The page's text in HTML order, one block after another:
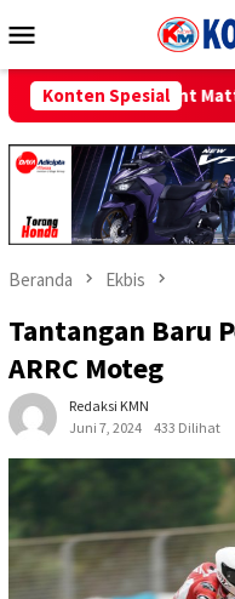
ke
Mobile
Konten Spesial
Manado Resmi
Beranda Ekbis
Tantangan Baru
ARRC Moteg
Redaksi KMN
Juni 7, 2024
433 Dilihat